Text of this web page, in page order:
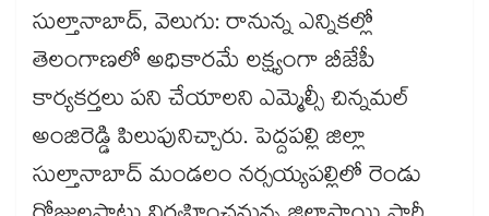
సుల్తానాబాద్, వెలుగు: రానున్న ఎన్నికల్లో
తెలంగాణలో అధికారమే లక్ష్యంగా బీజేపీ
కార్యకర్తలు పని చేయాలని ఎమ్మెల్సీ చిన్నమల్
అంజిరెడ్డి పిలుపునిచ్చారు. పెద్దపల్లి జిల్లా
సుల్తానాబాద్ మండలం నర్సయ్యపల్లిలో రెండు